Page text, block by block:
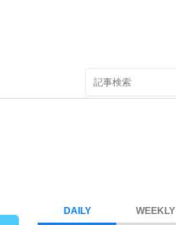
DAILY WEEKLY